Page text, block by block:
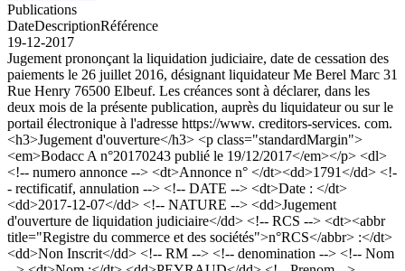
Publications
DateDescriptionRéférence
19-12-2017
Jugement prononçant la liquidation judiciaire, date de cessation des
paiements le 26 juillet 2016, désignant liquidateur Me Berel Marc 31
Rue Henry 76500 Elbeuf. Les créances sont à déclarer, dans les
deux mois de la présente publication, auprès du liquidateur ou sur le
portail électronique à l'adresse https://www. creditors-services. com.
<h3>Jugement d'ouverture</h3> <p class="standardMargin">
<em>Bodacc A n°20170243 publié le 19/12/2017</em></p> <dl>
<!-- numero annonce --> <dt>Annonce n° </dt><dd>1791</dd> <!-
- rectificatif, annulation --> <!-- DATE --> <dt>Date : </dt>
<dd>2017-12-07</dd> <!-- NATURE --> <dd>Jugement
d'ouverture de liquidation judiciaire</dd> <!-- RCS --> <dt><abbr
title="Registre du commerce et des sociétés">n°RCS</abbr> :</dt>
<dd>Non Inscrit</dd> <!-- RM --> <!-- denomination --> <!-- Nom